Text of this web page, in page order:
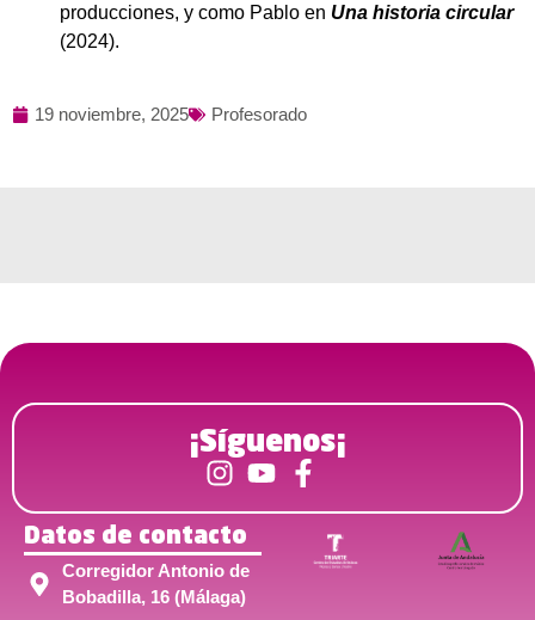
producciones, y como Pablo en Una historia circular
(2024).
19 noviembre, 2025 Profesorado
¡Síguenos¡
Datos de contacto
Corregidor Antonio de
Bobadilla, 16 (Málaga)